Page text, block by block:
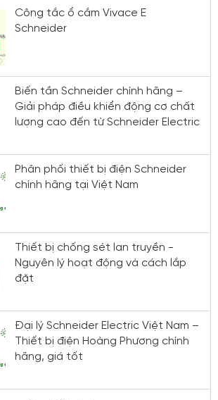
Công tắc ổ cắm Vivace E
Schneider
Biến tần Schneider chính hãng –
Giải pháp điều khiển động cơ chất
lượng cao đến từ Schneider Electric
Phân phối thiết bị điện Schneider
chính hãng tại Việt Nam
Thiết bị chống sét lan truyền -
Nguyên lý hoạt động và cách lắp
đặt
Đại lý Schneider Electric Việt Nam –
Thiết bị điện Hoàng Phương chính
hãng, giá tốt